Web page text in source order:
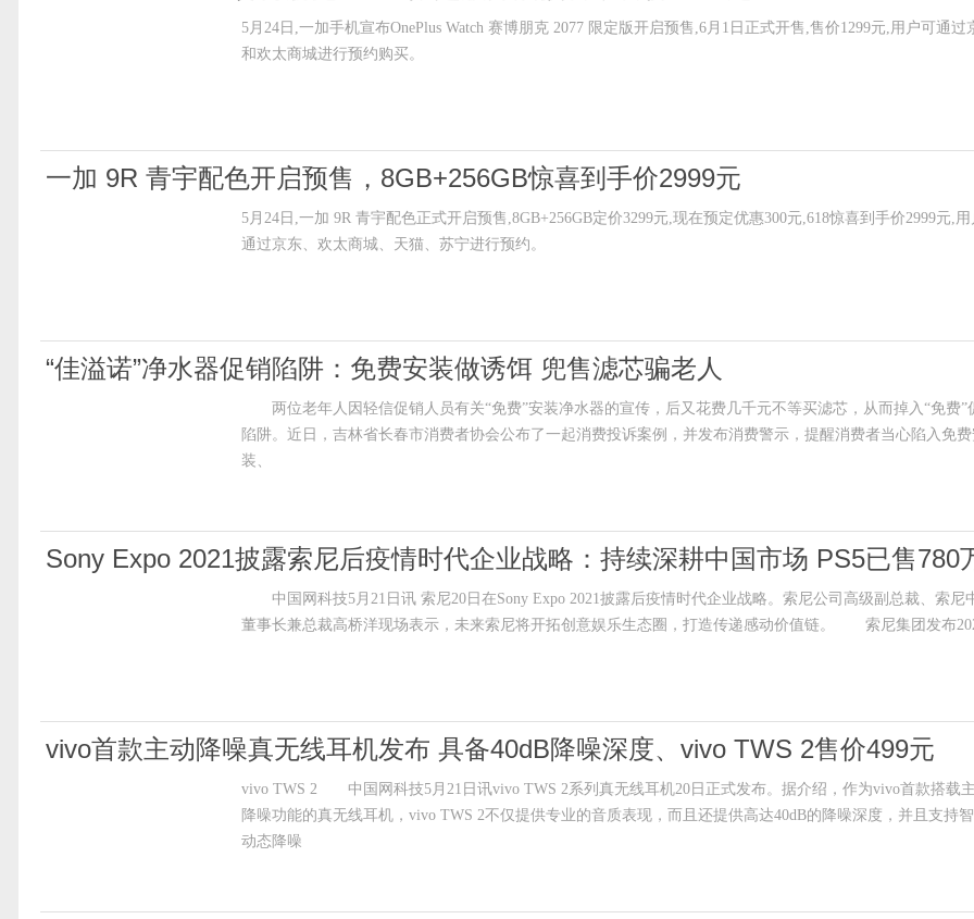
5月24日,一加手机宣布OnePlus Watch 赛博朋克 2077 限定版开启预售,6月1日正式开售,售价1299元,用户可通过
和欢太商城进行预约购买。
一加 9R 青宇配色开启预售，8GB+256GB惊喜到手价2999元
5月24日,一加 9R 青宇配色正式开启预售,8GB+256GB定价3299元,现在预定优惠300元,618惊喜到手价2999元,用
通过京东、欢太商城、天猫、苏宁进行预约。
“佳溢诺”净水器促销陷阱：免费安装做诱饵 兜售滤芯骗老人
两位老年人因轻信促销人员有关“免费”安装净水器的宣传，后又花费几千元不等买滤芯，从而掉入“免费”
陷阱。近日，吉林省长春市消费者协会公布了一起消费投诉案例，并发布消费警示，提醒消费者当心陷入免
装、
Sony Expo 2021披露索尼后疫情时代企业战略：持续深耕中国市场 PS5已售780
中国网科技5月21日讯 索尼20日在Sony Expo 2021披露后疫情时代企业战略。索尼公司高级副总裁、索尼
董事长兼总裁高桥洋现场表示，未来索尼将开拓创意娱乐生态圈，打造传递感动价值链。 索尼集团发布
vivo首款主动降噪真无线耳机发布 具备40dB降噪深度、vivo TWS 2售价499元
vivo TWS 2 中国网科技5月21日讯vivo TWS 2系列真无线耳机20日正式发布。据介绍，作为vivo首款搭载
降噪功能的真无线耳机，vivo TWS 2不仅提供专业的音质表现，而且还提供高达40dB的降噪深度，并且支持
动态降噪